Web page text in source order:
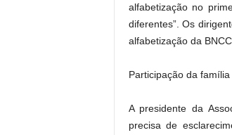
alfabetização no
diferentes”. Os
alfabetização da
Participação da família
A presidente da
precisa de